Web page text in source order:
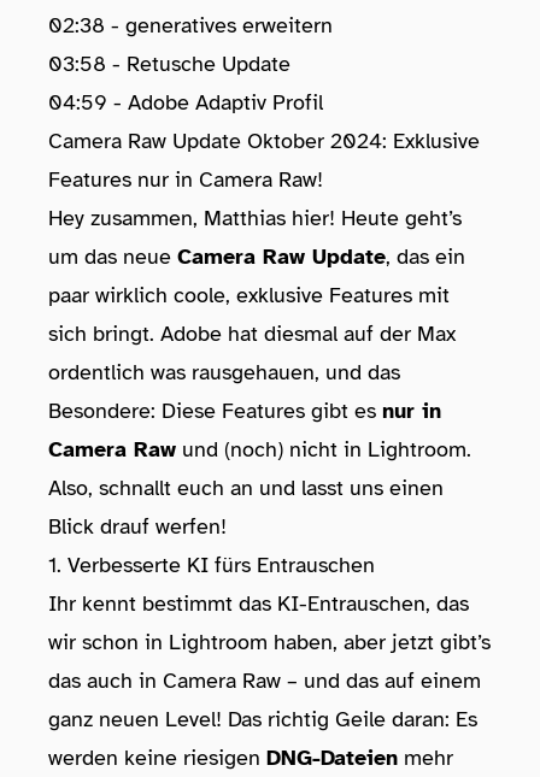
02:38 - generatives erweitern
03:58 - Retusche Update
04:59 - Adobe Adaptiv Profil
Camera Raw Update Oktober 2024: Exklusive
Features nur in Camera Raw!
Hey zusammen, Matthias hier! Heute geht’s
um das neue Camera Raw Update, das ein
paar wirklich coole, exklusive Features mit
sich bringt. Adobe hat diesmal auf der Max
ordentlich was rausgehauen, und das
Besondere: Diese Features gibt es nur in
Camera Raw und (noch) nicht in Lightroom.
Also, schnallt euch an und lasst uns einen
Blick drauf werfen!
1. Verbesserte KI fürs Entrauschen
Ihr kennt bestimmt das KI-Entrauschen, das
wir schon in Lightroom haben, aber jetzt gibt’s
das auch in Camera Raw – und das auf einem
ganz neuen Level! Das richtig Geile daran: Es
werden keine riesigen DNG-Dateien mehr